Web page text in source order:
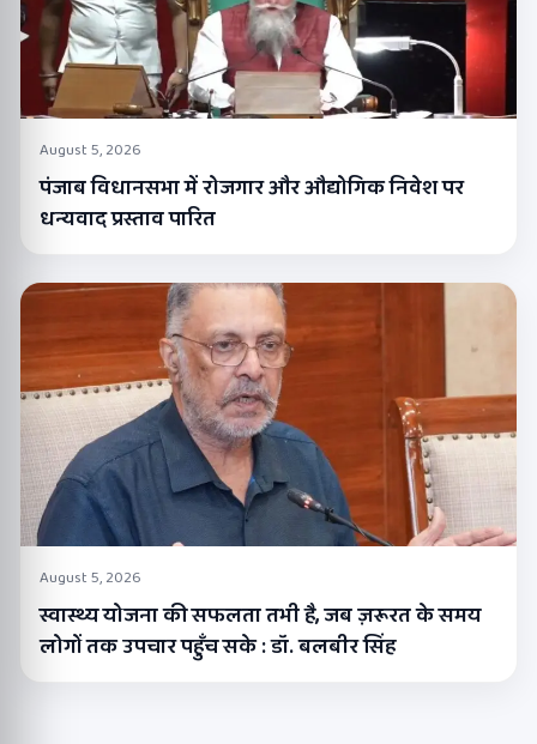
August 5, 2026
पंजाब विधानसभा में रोजगार और औद्योगिक निवेश पर
धन्यवाद प्रस्ताव पारित
August 5, 2026
स्वास्थ्य योजना की सफलता तभी है, जब ज़रूरत के समय
लोगों तक उपचार पहुँच सके : डॉ. बलबीर सिंह